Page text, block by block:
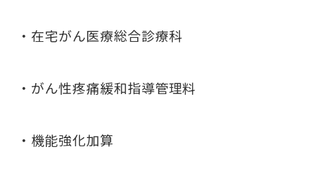
・在宅がん医療総合診療科
・がん性疼痛緩和指導管理料
・機能強化加算